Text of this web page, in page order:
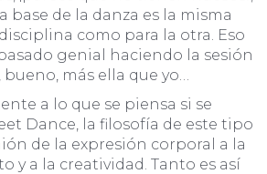
base de la danza es la misma
como para la otra. Eso
genial haciendo la sesión
más ella que yo…
a lo que se piensa si se
Dance, la filosofía de este tipo
de la expresión corporal a la
y a la creatividad. Tanto es así